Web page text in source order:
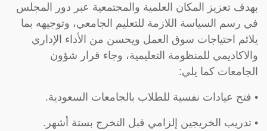
بهدف تعزيز المكان العلمية والمجتمعية عبر دور المجلس
في رسم السياسة اللازمة للتعليم الجامعي، وتوجيهه بما
يلائم احتياجات سوق العمل ويحسن من الأداء الإداري
والاكاديمي للمنظومة التعليمية، وجاء قرار شؤون
الجامعات كما يلي:
• فتح عيادات نفسية للطلاب بالجامعات السعودية.
• تدريب الخريجين إلزامي قبل التخرج بستة أشهر.